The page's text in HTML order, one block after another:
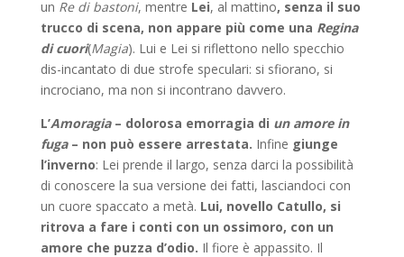
un Re di bastoni, mentre Lei, al mattino, senza il suo
trucco di scena, non appare più come una Regina
di cuori(Magia). Lui e Lei si riflettono nello specchio
dis-incantato di due strofe speculari: si sfiorano, si
incrociano, ma non si incontrano davvero.
L’Amoragia– dolorosa emorragia di un amore in
fuga– non può essere arrestata. Infine giunge
l’inverno: Lei prende il largo, senza darci la possibilità
di conoscere la sua versione dei fatti, lasciandoci con
un cuore spaccato a metà. Lui, novello Catullo, si
ritrova a fare i conti con un ossimoro, con un
amore che puzza d’odio. Il fiore è appassito. Il